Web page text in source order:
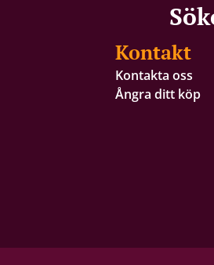
Kontakt
Kontakta oss
Ångra ditt köp